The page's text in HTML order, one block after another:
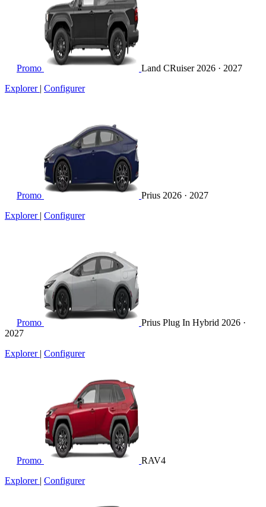
Promo Land CRuiser 2026 · 2027
Explorer | Configurer
Promo Prius 2026 · 2027
Explorer | Configurer
Promo Prius Plug In Hybrid 2026 ·
2027
Explorer | Configurer
Promo
RAV4
Explorer | Configurer